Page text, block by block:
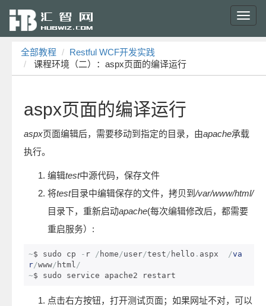
全部教程
Restful WCF开发实践
课程环境（二）：aspx页面的编译运行
aspx页面的编译运行
aspx页面编辑后，需要移动到指定的目录，由apache承载
执行。
编辑test中源代码，保存文件
将test目录中编辑保存的文件，拷贝到/var/www/html/
目录下，重新启动apache(每次编辑修改后，都需要
重启服务）:
~$ sudo cp - r / home /user/test / hello . aspx /va
r/www/ html /
~$ sudo service apache2 restart
点击右方按钮，打开测试页面；如果网址不对，可以